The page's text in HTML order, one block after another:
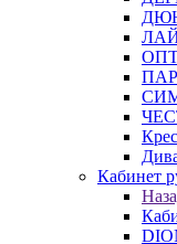
Кабинет